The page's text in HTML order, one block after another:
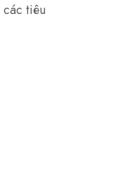
tiêu